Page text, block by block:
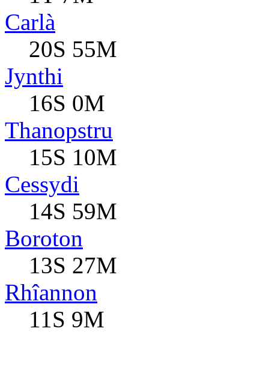
Carlà
20S 55M
Jynthi
16S 0M
Thanopstru
15S 10M
Cessydi
14S 59M
Boroton
13S 27M
Rhîannon
11S 9M